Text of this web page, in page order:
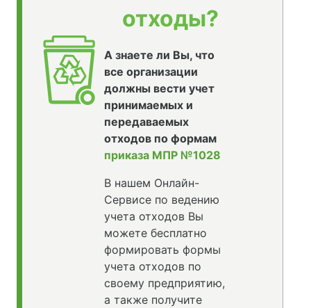
отходы?
А знаете ли Вы, что
все организации
должны вести учет
принимаемых и
передаваемых
отходов по формам
приказа МПР №1028
В нашем Онлайн-
Сервисе по ведению
учета отходов Вы
можете бесплатно
формировать формы
учета отходов по
своему предприятию,
а также получите